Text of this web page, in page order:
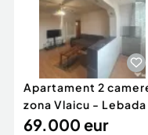
Apartament 2
zona Vlaicu - Lebada
69.000 eur